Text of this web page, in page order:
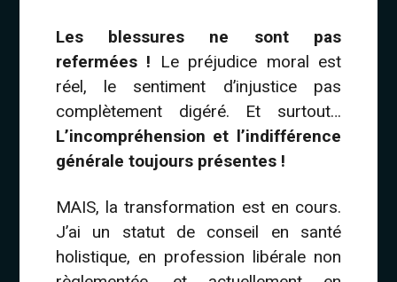
Les blessures ne sont pas
refermées ! Le préjudice moral est
réel, le sentiment d’injustice pas
complètement digéré. Et surtout…
L’incompréhension et l’indifférence
générale toujours présentes !
MAIS, la transformation est en cours.
J’ai un statut de conseil en santé
holistique, en profession libérale non